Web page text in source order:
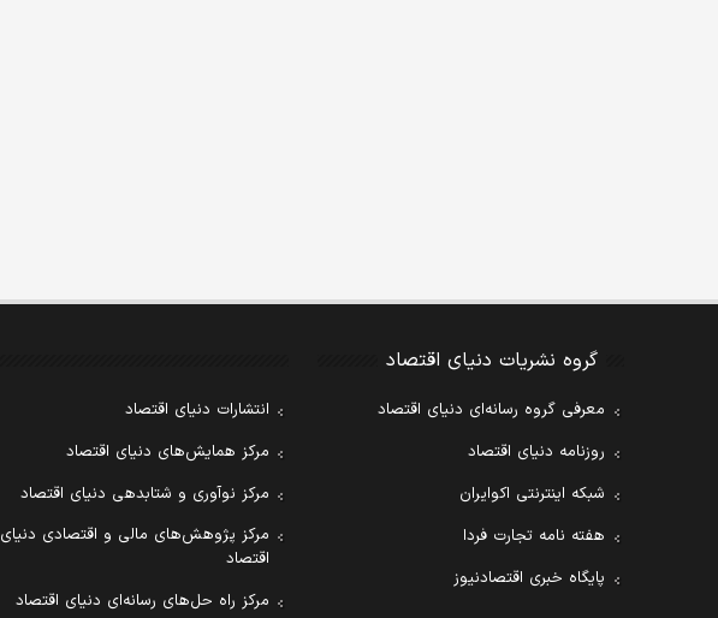
گروه نشریات دنیای اقتصاد
معرفی گروه رسانه‌ای دنیای اقتصاد
روزنامه دنیای اقتصاد
شبکه اینترنتی اکوایران
هفته نامه تجارت فردا
پایگاه خبری اقتصادنیوز
انتشارات دنیای اقتصاد
مرکز همایش‌های دنیای اقتصاد
مرکز نوآوری و شتابدهی دنیای اقتصاد
مرکز پژوهش‌های مالی و اقتصادی دنیای
اقتصاد
مرکز راه حل‌های رسانه‌ای دنیای اقتصاد